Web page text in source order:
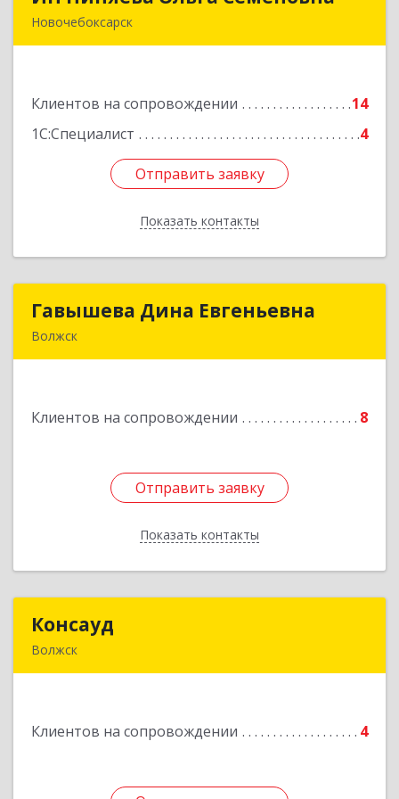
Новочебоксарск
Клиентов на сопровождении
14
1С:Специалист
4
Отправить заявку
Показать контакты
Подробнее
Отправить заявку
Назад
Гавышева Дина Евгеньевна
Волжск
Клиентов на сопровождении 8
Отправить заявку
Показать контакты
Гавышева Дина Евгеньевна
Отправить заявку
Назад
Консауд
Волжск
Клиентов на сопровождении 4
Подробнее